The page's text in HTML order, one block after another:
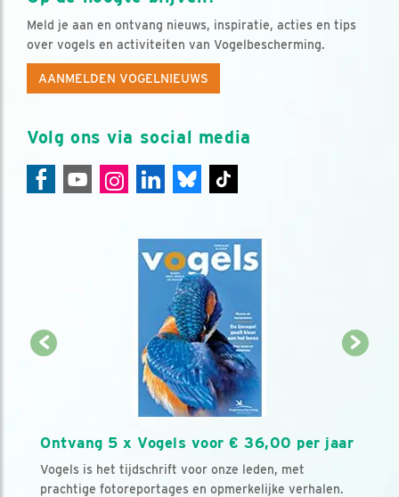
Meld je aan en ontvang nieuws, inspiratie, acties en tips
over vogels en activiteiten van Vogelbescherming.
AANMELDEN VOGELNIEUWS
Volg ons via social media
Ontvang 5 x Vogels voor € 36,00 per jaar
Vogels is het tijdschrift voor onze leden, met
prachtige fotoreportages en opmerkelijke verhalen.